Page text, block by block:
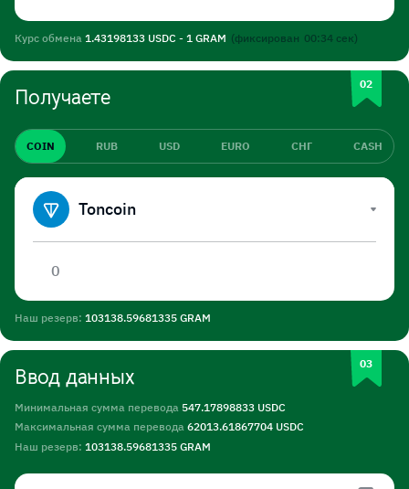
Курс обмена 1.43198133 USDC - 1 GRAM (фиксирован 00:34сек)
Получаете
COIN RUB USD EURO СНГ CASH
Toncoin
Наш резерв: 103138.59681335 GRAM
Ввод данных
Минимальная сумма перевода 547.17898833 USDC
Максимальная сумма перевода 62013.61867704 USDC
Наш резерв: 103138.59681335 GRAM